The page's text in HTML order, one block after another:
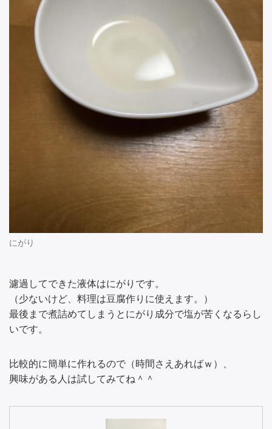
にがり
濾過してできた液体はにがりです。
（少ないけど、料理は豆腐作りに使えます。）
最後まで煮詰めてしまうとにがり成分で塩が苦くなるらし
いです。
比較的に簡単に作れるので（時間さえあればｗ）、
興味がある人は試してみてね＾＾